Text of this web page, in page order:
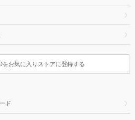
をお気に入りストアに登録する
ド